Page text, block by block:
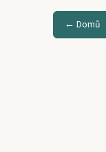
← Domů